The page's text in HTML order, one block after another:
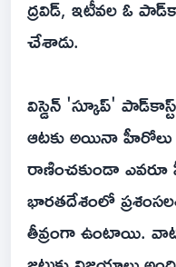
ద్రవిడ్, ఇటీవల ఓ
చేశాడు.
విస్డెన్ 'స్కూప్'
ఆటకు అయినా
రాణించకుండా
భారతదేశంలో
తీవ్రంగా ఉంటాయి.